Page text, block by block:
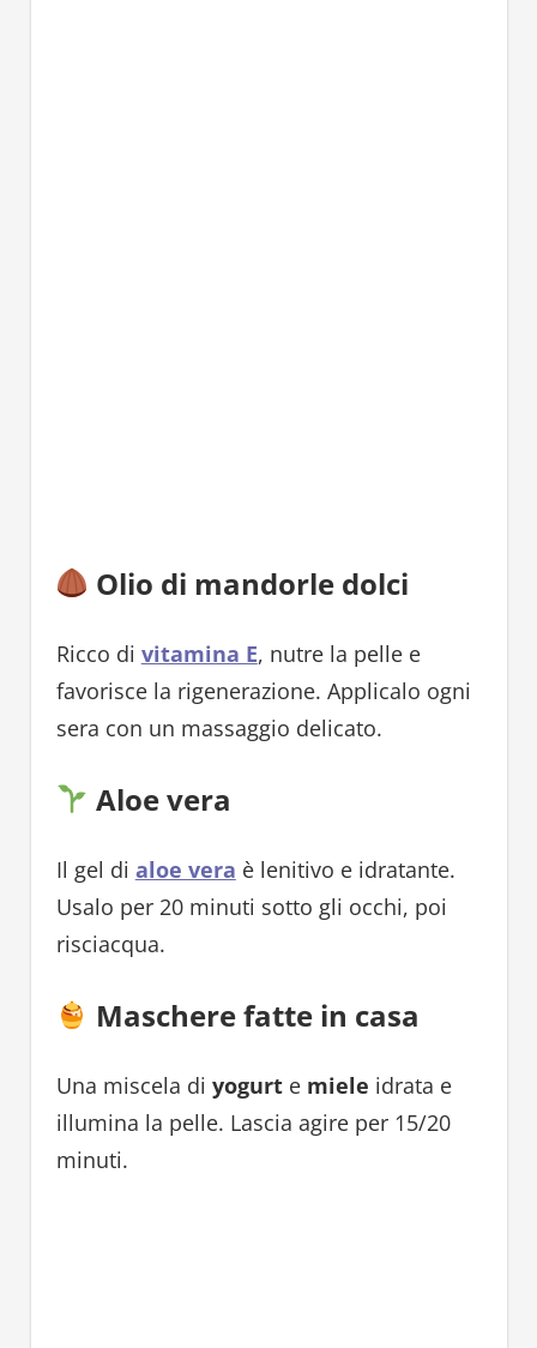
Olio di mandorle dolci
Ricco di vitamina E, nutre la pelle e
favorisce la rigenerazione. Applicalo ogni
sera con un massaggio delicato.
Aloe vera
Il gel di aloe vera è lenitivo e idratante.
Usalo per 20 minuti sotto gli occhi, poi
risciacqua.
Maschere fatte in casa
Una miscela di yogurte miele idrata e
illumina la pelle. Lascia agire per 15/20
minuti.